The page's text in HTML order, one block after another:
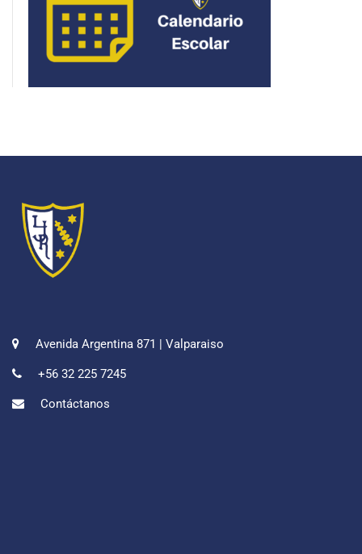
Avenida Argentina 871 | Valparaiso
+56 32 225 7245
Contáctanos